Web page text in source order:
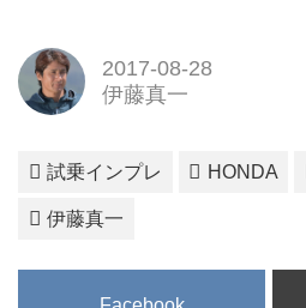
2017-08-28
伊藤真一
試乗インプレ HONDA
伊藤真一